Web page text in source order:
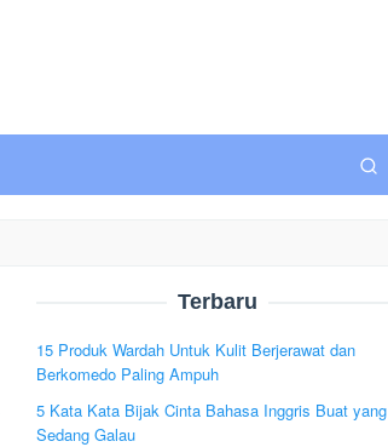
Terbaru
15 Produk Wardah Untuk Kulit Berjerawat dan
Berkomedo Paling Ampuh
5 Kata Kata Bijak Cinta Bahasa Inggris Buat yang
Sedang Galau